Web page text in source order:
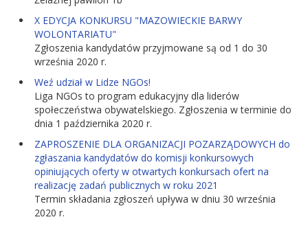
X EDYCJA KONKURSU "MAZOWIECKIE BARWY
WOLONTARIATU"
Zgłoszenia kandydatów przyjmowane są od 1 do 30
września 2020 r.
Weź udział w Lidze NGOs!
Liga NGOs to program edukacyjny dla liderów
społeczeństwa obywatelskiego. Zgłoszenia w terminie do
dnia 1 października 2020 r.
ZAPROSZENIE DLA ORGANIZACJI POZARZĄDOWYCH do
zgłaszania kandydatów do komisji konkursowych
opiniujących oferty w otwartych konkursach ofert na
realizację zadań publicznych w roku 2021
Termin składania zgłoszeń upływa w dniu 30 września
2020 r.